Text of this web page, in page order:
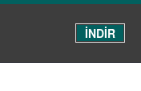
İNDİR